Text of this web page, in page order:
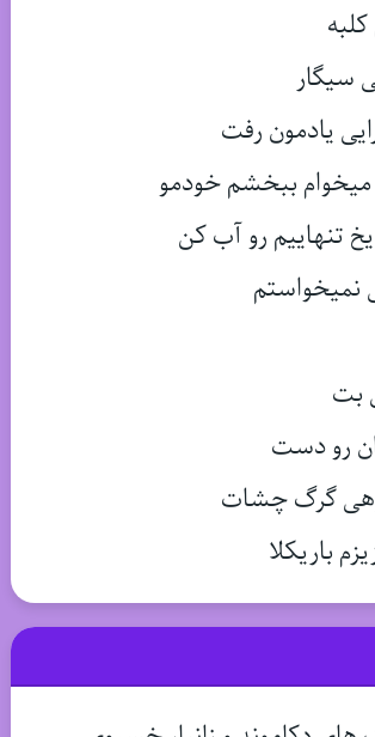
سیگار
یادمون رفت
میخوام ببخشم خودمو
تنهاییم رو آب کن
نمیخواستم
بت
رو دست
گرگ چشات
باریکلا